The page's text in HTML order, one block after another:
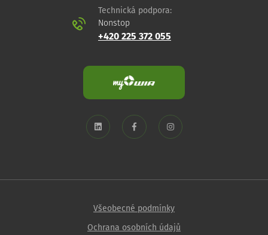
Technická podpora:
Nonstop
+420 225 372 055
Všeobecné podmínky
Ochrana osobních údajů